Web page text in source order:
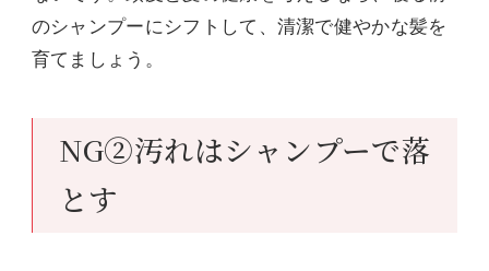
のシャンプーにシフトして、清潔で健やかな髪を
育てましょう。
NG②汚れはシャンプーで落
とす